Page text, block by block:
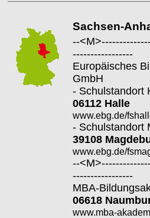
Sachsen-
--
-----------------
Europäisches
GmbH
- Schulstandort
06112 Halle
www.ebg.de/
- Schulstandort
39108
www.ebg.de/
--
-----------------
MBA-
06618
www.mba-